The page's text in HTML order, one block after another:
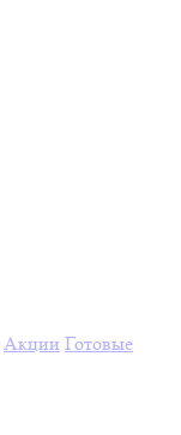
Акции Готовые